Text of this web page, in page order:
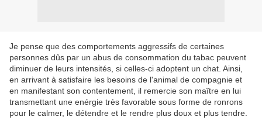
Je pense que des comportements aggressifs de certaines
personnes dûs par un abus de consommation du tabac peuvent
diminuer de leurs intensités, si celles-ci adoptent un chat. Ainsi,
en arrivant à satisfaire les besoins de l'animal de compagnie et
en manifestant son contentement, il remercie son maître en lui
transmettant une enérgie très favorable sous forme de ronrons
pour le calmer, le détendre et le rendre plus doux et plus tendre.